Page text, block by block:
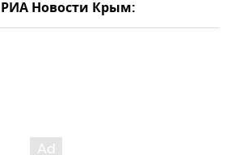
Новости Крым: